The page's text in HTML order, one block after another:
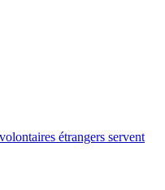
étrangers servent